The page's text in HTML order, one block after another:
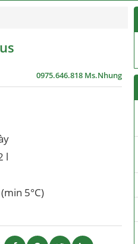
0975.646.818 Ms.Nhung
l
5°C)